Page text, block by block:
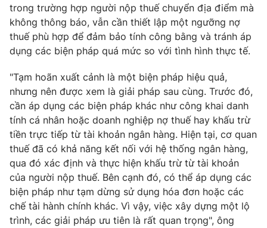
trong trường hợp người nộp thuế chuyển địa điểm mà
không thông báo, vẫn cần thiết lập một ngưỡng nợ
thuế phù hợp để đảm bảo tính công bằng và tránh áp
dụng các biện pháp quá mức so với tình hình thực tế.
"Tạm hoãn xuất cảnh là một biện pháp hiệu quả,
nhưng nên được xem là giải pháp sau cùng. Trước đó,
cần áp dụng các biện pháp khác như công khai danh
tính cá nhân hoặc doanh nghiệp nợ thuế hay khấu trừ
tiền trực tiếp từ tài khoản ngân hàng. Hiện tại, cơ quan
thuế đã có khả năng kết nối với hệ thống ngân hàng,
qua đó xác định và thực hiện khấu trừ từ tài khoản
của người nộp thuế. Bên cạnh đó, có thể áp dụng các
biện pháp như tạm dừng sử dụng hóa đơn hoặc các
chế tài hành chính khác. Vì vậy, việc xây dựng một lộ
trình, các giải pháp ưu tiên là rất quan trọng", ông